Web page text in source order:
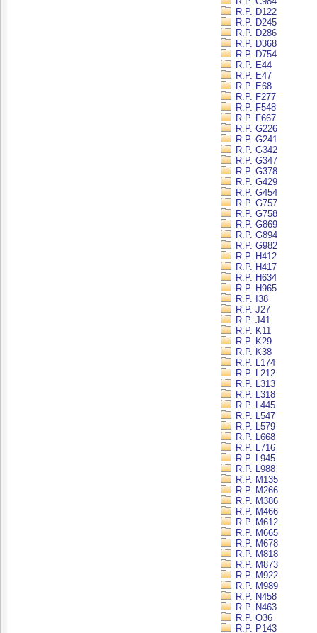
R.P. D122
R.P. D245
R.P. D286
R.P. D368
R.P. D754
R.P. E44
R.P. E47
R.P. E68
R.P. F277
R.P. F548
R.P. F667
R.P. G226
R.P. G241
R.P. G342
R.P. G347
R.P. G378
R.P. G429
R.P. G454
R.P. G757
R.P. G758
R.P. G869
R.P. G894
R.P. G982
R.P. H412
R.P. H417
R.P. H634
R.P. H965
R.P. I38
R.P. J27
R.P. J41
R.P. K11
R.P. K29
R.P. K38
R.P. L174
R.P. L212
R.P. L313
R.P. L318
R.P. L445
R.P. L547
R.P. L579
R.P. L668
R.P. L716
R.P. L945
R.P. L988
R.P. M135
R.P. M266
R.P. M386
R.P. M466
R.P. M612
R.P. M665
R.P. M678
R.P. M818
R.P. M873
R.P. M922
R.P. M989
R.P. N458
R.P. N463
R.P. O36
R.P. P143